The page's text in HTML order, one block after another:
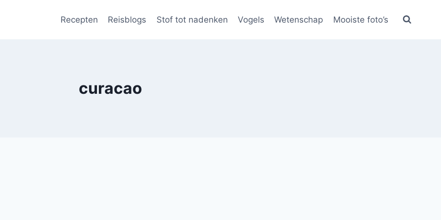
Recepten Reisblogs Stof tot nadenken Vogels Wetenschap Mooiste foto’s
curacao